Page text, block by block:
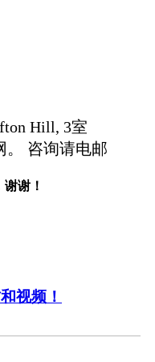
Hill, 3室
。 咨询请电邮
谢！
视频！